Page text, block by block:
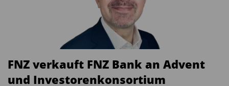
FNZ verkauft FNZ Bank an Advent
und Investorenkonsortium